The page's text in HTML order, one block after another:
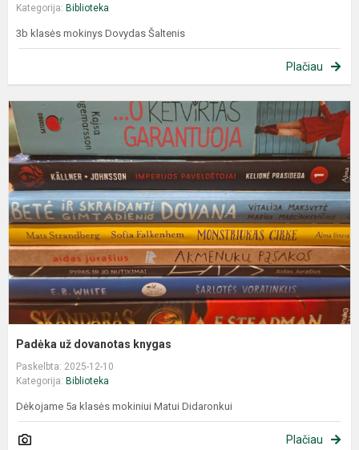
Kategorija: Biblioteka
3b klasės mokinys Dovydas Šaltenis
Plačiau
Padėka už dovanotas knygas
Paskelbta: 2025-12-10
Kategorija: Biblioteka
Dėkojame 5a klasės mokiniui Matui Didaronkui
Plačiau